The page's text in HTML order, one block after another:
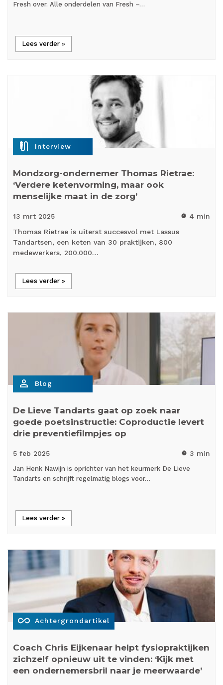
Fresh over. Alle onderdelen van Fresh –…
Lees verder »
mic_external_on Interview
Mondzorg-ondernemer Thomas Rietrae:
‘Verdere ketenvorming, maar ook
menselijke maat in de zorg’
13 mrt 2025 timer 4 min
Thomas Rietrae is uiterst succesvol met Lassus
Tandartsen, een keten van 30 praktijken, 800
medewerkers, 200.000…
Lees verder »
person_outline Blog
De Lieve Tandarts gaat op zoek naar
goede poetsinstructie: Coproductie levert
drie preventiefilmpjes op
5 feb 2025 timer 3 min
Jan Henk Nawijn is oprichter van het keurmerk De Lieve
Tandarts en schrijft regelmatig blogs voor…
Lees verder »
all_inclusive Achtergrondartikel
Coach Chris Eijkenaar helpt fysiopraktijken
zichzelf opnieuw uit te vinden: ‘Kijk met
een ondernemersbril naar je meerwaarde’